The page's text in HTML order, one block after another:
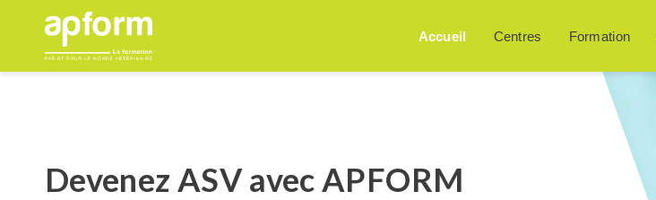
contenu
Accueil Centres Formation
Devenez ASV avec APFORM